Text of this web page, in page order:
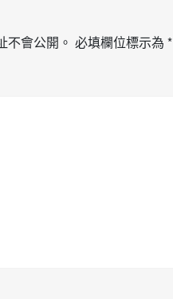
不會公開。 必填欄位標示為 *